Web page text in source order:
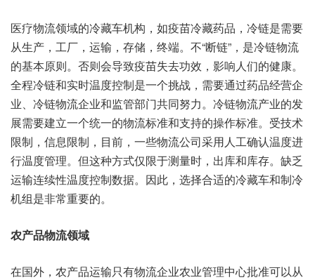
医疗物流领域的冷藏车机构，如疫苗冷藏药品，冷链是需要
从生产，工厂，运输，存储，终端。不“断链”，是冷链物流
的基本原则。否则会导致疫苗失去功效，影响人们的健康。
全程冷链和实时温度控制是一个挑战，需要通过药品经营企
业、冷链物流企业和监管部门共同努力。冷链物流产业的发
展需要建立一个统一的物流标准和支持的操作标准。受技术
限制，信息限制，目前，一些物流公司采用人工确认温度进
行温度管理。但这种方式仅限于测量时，出库和库存。缺乏
运输连续性温度控制数据。因此，选择合适的冷藏车和制冷
机组是非常重要的。
农产品物流领域
在国外，农产品运输只有物流企业农业管理中心批准可以从